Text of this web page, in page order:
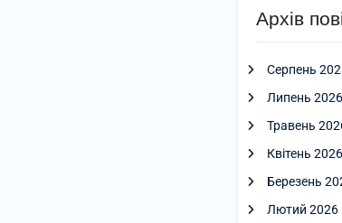
Архів
Серпень
Липень 2026
Травень
Квітень 2026
Березень
Лютий 2026